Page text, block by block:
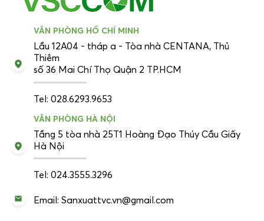
VĂN PHÒNG HỒ CHÍ MINH
Lầu 12A04 - tháp a - Tòa nhà CENTANA, Thủ
Thiêm
số 36 Mai Chí Thọ Quận 2 TP.HCM
Tel: 028.6293.9653
VĂN PHÒNG HÀ NỘI
Tầng 5 tòa nhà 25T1 Hoàng Đạo Thúy Cầu Giấy
Hà Nội
Tel: 024.3555.3296
Email: Sanxuattvc.vn@gmail.com